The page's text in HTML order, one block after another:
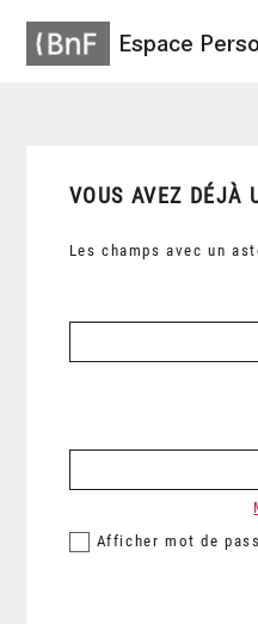
Espace
VOUS AVEZ DÉJÀ
Les champs avec un
Afficher mot de